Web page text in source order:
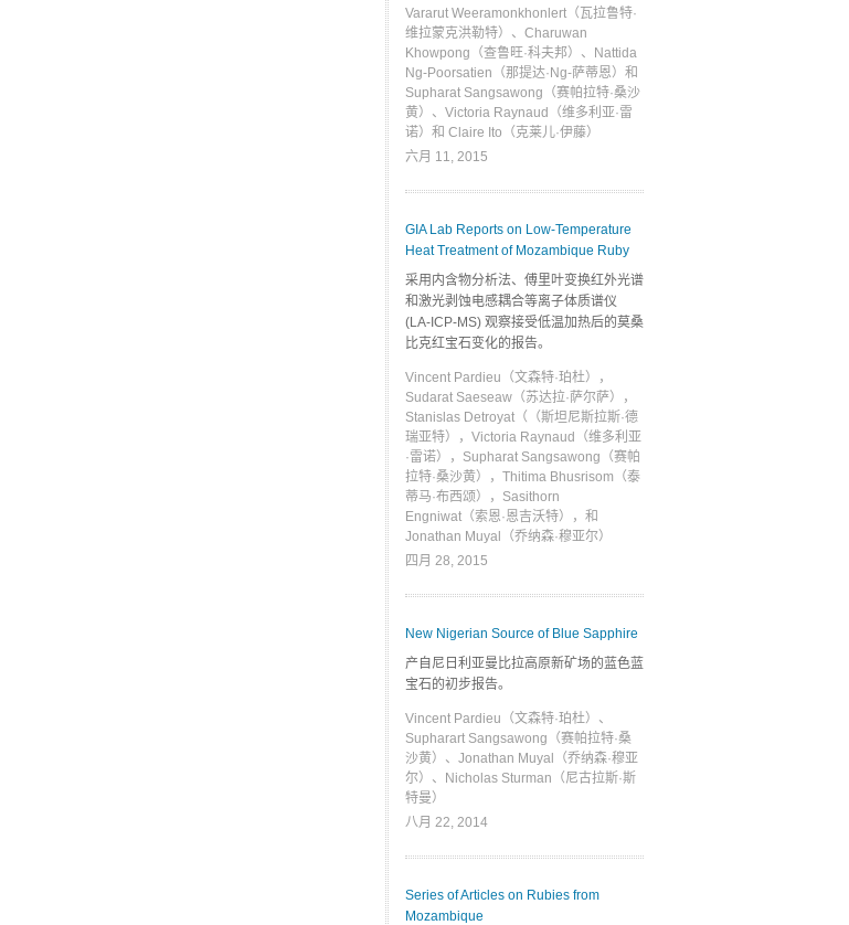
Vararut Weeramonkhonlert（瓦拉鲁特·
维拉蒙克洪勒特）、Charuwan
Khowpong（查鲁旺·科夫邦）、Nattida
Ng-Poorsatien（那提达·Ng-萨蒂恩）和
Supharat Sangsawong（赛帕拉特·桑沙
黄）、Victoria Raynaud（维多利亚·雷
诺）和 Claire Ito（克莱儿·伊藤）
六月 11, 2015
GIA Lab Reports on Low-Temperature
Heat Treatment of Mozambique Ruby
采用内含物分析法、傅里叶变换红外光谱
和激光剥蚀电感耦合等离子体质谱仪
(LA-ICP-MS) 观察接受低温加热后的莫桑
比克红宝石变化的报告。
Vincent Pardieu（文森特·珀杜），
Sudarat Saeseaw（苏达拉·萨尔萨），
Stanislas Detroyat（（斯坦尼斯拉斯·德
瑞亚特），Victoria Raynaud（维多利亚
·雷诺），Supharat Sangsawong（赛帕
拉特·桑沙黄），Thitima Bhusrisom（泰
蒂马·布西颂），Sasithorn
Engniwat（索恩·恩吉沃特），和
Jonathan Muyal（乔纳森·穆亚尔）
四月 28, 2015
New Nigerian Source of Blue Sapphire
产自尼日利亚曼比拉高原新矿场的蓝色蓝
宝石的初步报告。
Vincent Pardieu（文森特·珀杜）、
Supharart Sangsawong（赛帕拉特·桑
沙黄）、Jonathan Muyal（乔纳森·穆亚
尔）、Nicholas Sturman（尼古拉斯·斯
特曼）
八月 22, 2014
Series of Articles on Rubies from
Mozambique